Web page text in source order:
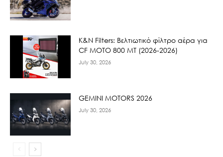
K&N Filters: Βελτιωτικό φίλτρο αέρα για
CF ΜΟΤΟ 800 ΜΤ (2026-2026)
July 30, 2026
GEMINI MOTORS 2026
July 30, 2026